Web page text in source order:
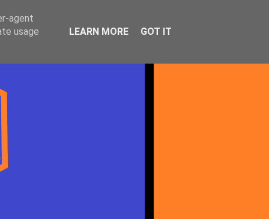
agent
usage
LEARN MORE GOT IT